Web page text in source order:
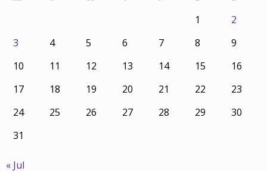
1
2
3
4 5 6 7 8
9
10
11 12 13 14 15
16
17
18 19 20 21 22
23
24
25 26 27 28 29
30
31
« Jul